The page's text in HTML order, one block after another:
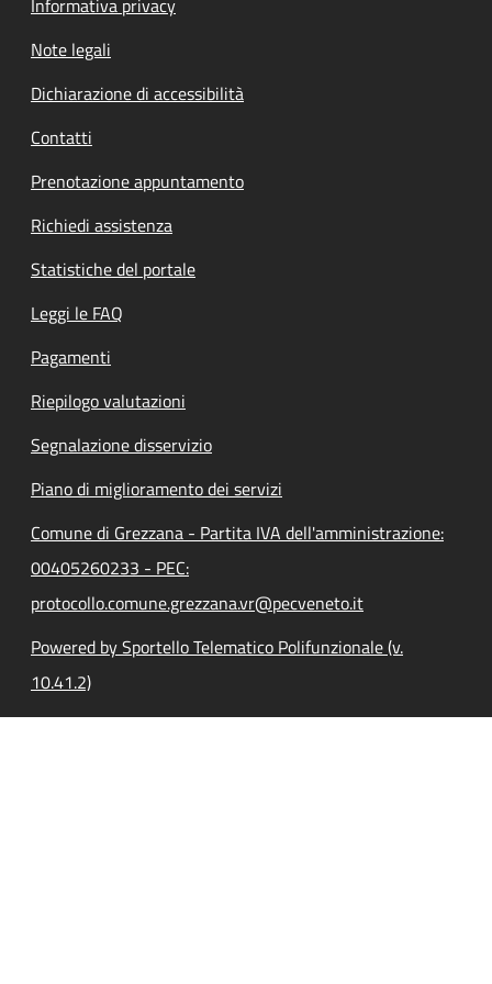
Note legali
Dichiarazione di accessibilità
Contatti
Prenotazione appuntamento
Richiedi assistenza
Statistiche del portale
Leggi le FAQ
Pagamenti
Riepilogo valutazioni
Segnalazione disservizio
Piano di miglioramento dei servizi
Comune di Grezzana - Partita IVA dell'amministrazione:
00405260233 - PEC:
protocollo.comune.grezzana.vr@pecveneto.it
Powered by Sportello Telematico Polifunzionale (v.
10.41.2)